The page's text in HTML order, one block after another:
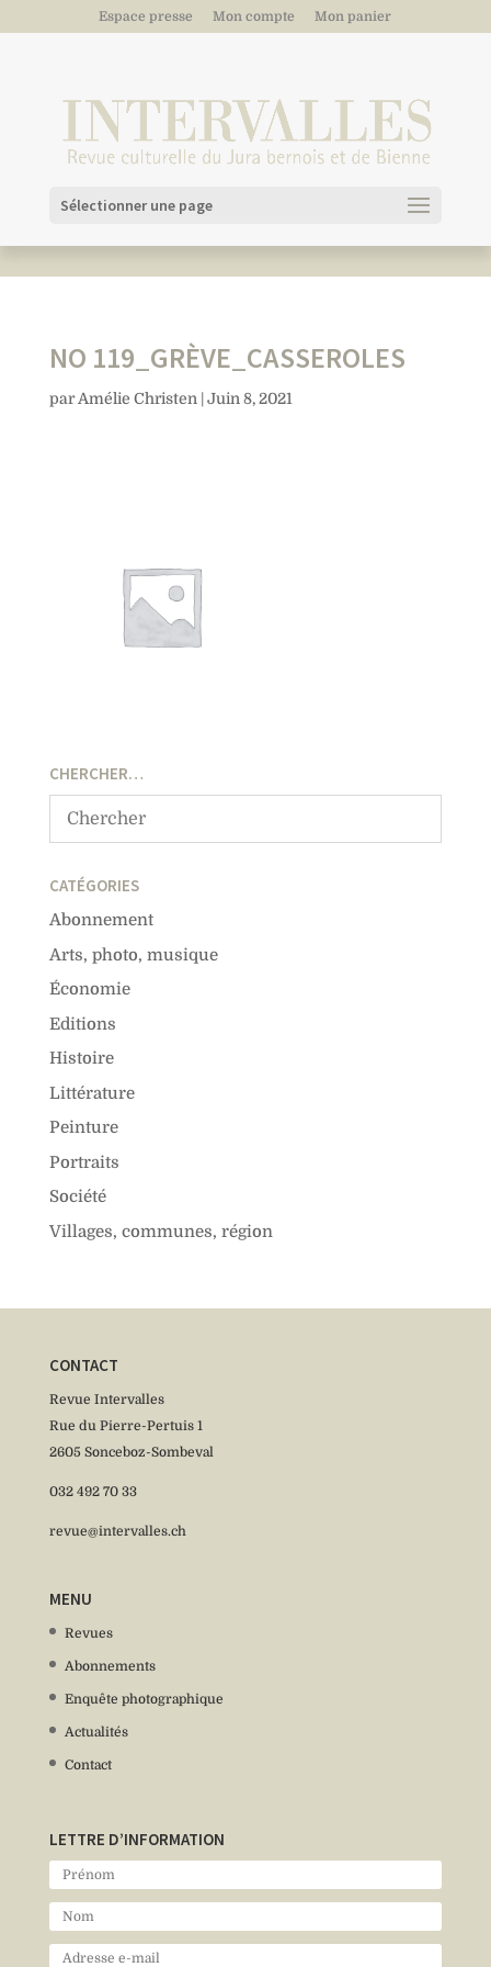
Espace presse Mon compte Mon panier
Sélectionner une page
NO 119_GRÈVE_CASSEROLES
parAmélie Christen | Juin 8, 2021
CHERCHER…
CATÉGORIES
Abonnement
Arts, photo, musique
Économie
Editions
Histoire
Littérature
Peinture
Portraits
Société
Villages, communes, région
CONTACT
Revue Intervalles
Rue du Pierre-Pertuis 1
2605 Sonceboz-Sombeval
032 492 70 33
revue@intervalles.ch
MENU
Revues
Abonnements
Enquête photographique
Actualités
Contact
LETTRE D’INFORMATION